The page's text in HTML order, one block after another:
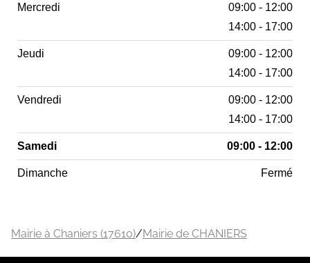
Mercredi
09:00 - 12:00
14:00 - 17:00
Jeudi
09:00 - 12:00
14:00 - 17:00
Vendredi
09:00 - 12:00
14:00 - 17:00
Samedi 09:00 - 12:00
Dimanche Fermé
Mairie à Chaniers (17610)/Mairie de CHANIERS